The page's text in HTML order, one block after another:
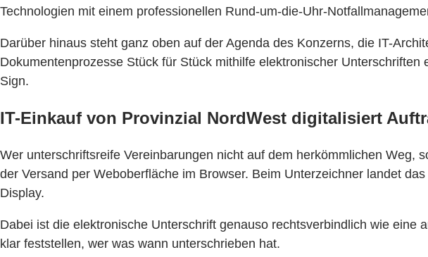
Technologien mit einem professionellen Rund-um-die-Uhr-
Darüber hinaus steht ganz oben auf der Agenda des Konzerns, die IT-
Dokumentenprozesse Stück für Stück mithilfe elektronischer
Sign.
IT-Einkauf von Provinzial NordWest digitalisiert
Wer unterschriftsreife Vereinbarungen nicht auf dem herkömmlichen Weg,
der Versand per Weboberfläche im Browser. Beim Unterzeichner landet
Display.
Dabei ist die elektronische Unterschrift genauso rechtsverbindlich wie
klar feststellen, wer was wann unterschrieben hat.